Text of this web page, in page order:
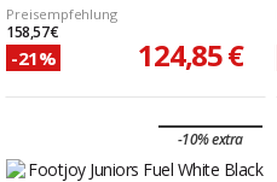
Preisempfehlung
158,57 €
-21% 124,85 €
-10% extra